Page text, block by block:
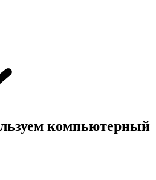
компьютерный